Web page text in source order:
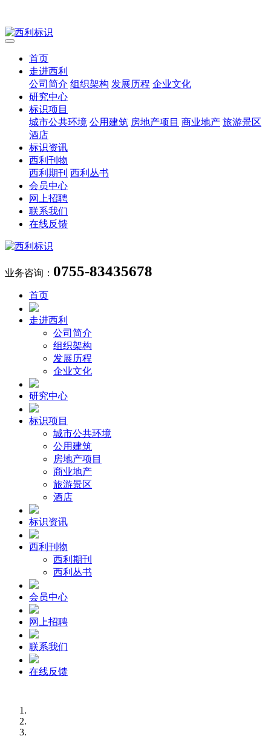
首页
走进西利
公司简介 组织架构 发展历程 企业文化
研究中心
标识项目
城市公共环境 公用建筑 房地产项目 商业地产 旅游景区
酒店
标识资讯
西利刊物
西利期刊 西利丛书
会员中心
网上招聘
联系我们
在线反馈
业务咨询： 0755-83435678
首页
走进西利
公司简介
组织架构
发展历程
企业文化
研究中心
标识项目
城市公共环境
公用建筑
房地产项目
商业地产
旅游景区
酒店
标识资讯
西利刊物
西利期刊
西利丛书
会员中心
网上招聘
联系我们
在线反馈